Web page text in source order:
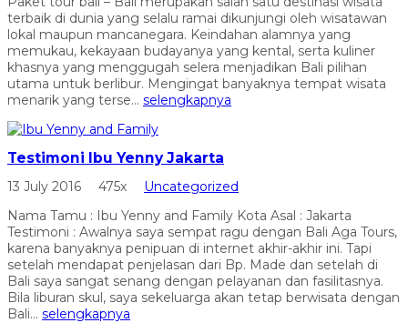
terbaik di dunia yang selalu ramai dikunjungi oleh wisatawan
lokal maupun mancanegara. Keindahan alamnya yang
memukau, kekayaan budayanya yang kental, serta kuliner
khasnya yang menggugah selera menjadikan Bali pilihan
utama untuk berlibur. Mengingat banyaknya tempat wisata
menarik yang terse... selengkapnya
Testimoni Ibu Yenny Jakarta
13 July 2016 475x
Uncategorized
Nama Tamu : Ibu Yenny and Family Kota Asal : Jakarta
Testimoni : Awalnya saya sempat ragu dengan Bali Aga Tours,
karena banyaknya penipuan di internet akhir-akhir ini. Tapi
setelah mendapat penjelasan dari Bp. Made dan setelah di
Bali saya sangat senang dengan pelayanan dan fasilitasnya.
Bila liburan skul, saya sekeluarga akan tetap berwisata dengan
Bali... selengkapnya